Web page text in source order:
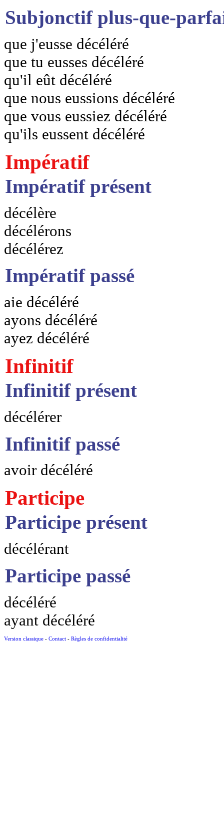
Subjonctif plus-que-
que j'eusse décéléré
que tu eusses décéléré
qu'il eût décéléré
que nous eussions décéléré
que vous eussiez décéléré
qu'ils eussent décéléré
Impératif
Impératif présent
décélère
décélérons
décélérez
Impératif passé
aie décéléré
ayons décéléré
ayez décéléré
Infinitif
Infinitif présent
décélérer
Infinitif passé
avoir décéléré
Participe
Participe présent
décélérant
Participe passé
décéléré
ayant décéléré
Version classique - Contact - Règles de confidentialité